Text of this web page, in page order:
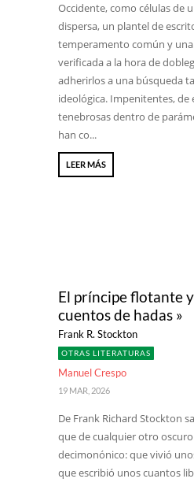
Occidente, como células de
dispersa, un plantel de
temperamento común y
verificada a la hora de
adherirlos a una búsqueda
ideológica. Impenitentes,
tenebrosas dentro de
han co...
LEER MÁS
El príncipe flotante
cuentos de hadas »
Frank R. Stockton
OTRAS LITERATURAS
Manuel Crespo
19 MAR, 2026
De Frank Richard Stockton
que de cualquier otro
decimonónico: que vivió
que escribió unos cuantos